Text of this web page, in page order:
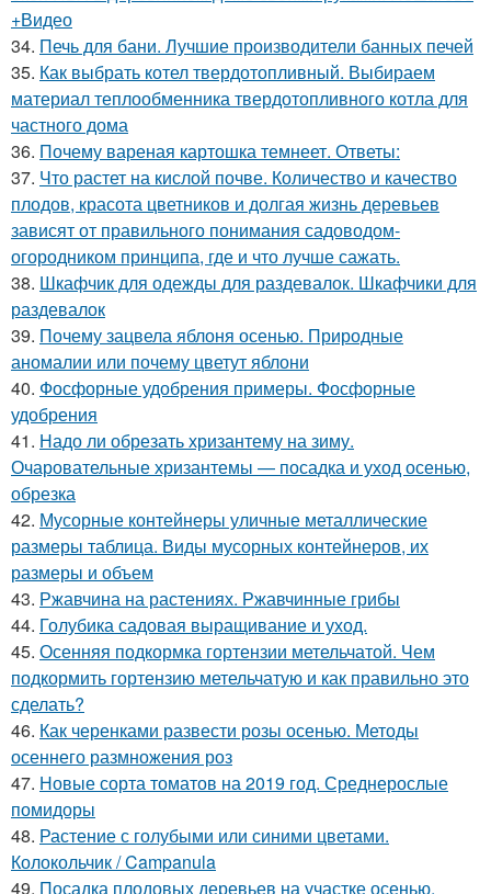
+Видео
34. Печь для бани. Лучшие производители банных печей
35. Как выбрать котел твердотопливный. Выбираем
материал теплообменника твердотопливного котла для
частного дома
36. Почему вареная картошка темнеет. Ответы:
37. Что растет на кислой почве. Количество и качество
плодов, красота цветников и долгая жизнь деревьев
зависят от правильного понимания садоводом-
огородником принципа, где и что лучше сажать.
38. Шкафчик для одежды для раздевалок. Шкафчики для
раздевалок
39. Почему зацвела яблоня осенью. Природные
аномалии или почему цветут яблони
40. Фосфорные удобрения примеры. Фосфорные
удобрения
41. Надо ли обрезать хризантему на зиму.
Очаровательные хризантемы — посадка и уход осенью,
обрезка
42. Мусорные контейнеры уличные металлические
размеры таблица. Виды мусорных контейнеров, их
размеры и объем
43. Ржавчина на растениях. Ржавчинные грибы
44. Голубика садовая выращивание и уход.
45. Осенняя подкормка гортензии метельчатой. Чем
подкормить гортензию метельчатую и как правильно это
сделать?
46. Как черенками развести розы осенью. Методы
осеннего размножения роз
47. Новые сорта томатов на 2019 год. Среднерослые
помидоры
48. Растение с голубыми или синими цветами.
Колокольчик / Campanula
49. Посадка плодовых деревьев на участке осенью.